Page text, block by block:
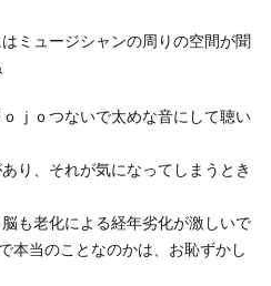
ミュージシャンの周りの空間が聞
ｊｏつないで太めな音にして聴い
り、それが気になってしまうとき
も老化による経年劣化が激しいで
本当のことなのかは、お恥ずかし